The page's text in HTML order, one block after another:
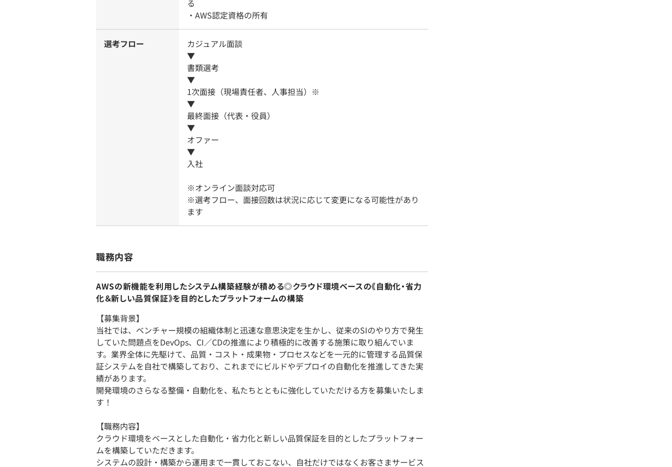
る
・AWS認定資格の所有
選考フロー
カジュアル面談
▼
書類選考
▼
1次面接（現場責任者、人事担当）※
▼
最終面接（代表・役員）
▼
オファー
▼
入社
※オンライン面談対応可
※選考フロー、面接回数は状況に応じて変更になる可能性があり
ます
職務内容
AWSの新機能を利用したシステム構築経験が積める◎クラウド環境ベースの《自動化・省力
化＆新しい品質保証》を目的としたプラットフォームの構築
【募集背景】
当社では、ベンチャー規模の組織体制と迅速な意思決定を生かし、従来のSIのやり方で発生
していた問題点をDevOps、CI／CDの推進により積極的に改善する施策に取り組んでいま
す。業界全体に先駆けて、品質・コスト・成果物・プロセスなどを一元的に管理する品質保
証システムを自社で構築しており、これまでにビルドやデプロイの自動化を推進してきた実
績があります。
開発環境のさらなる整備・自動化を、私たちとともに強化していただける方を募集いたしま
す！
【職務内容】
クラウド環境をベースとした自動化・省力化と新しい品質保証を目的としたプラットフォー
ムを構築していただきます。
システムの設計・構築から運用まで一貫しておこない、自社だけではなくお客さまサービス